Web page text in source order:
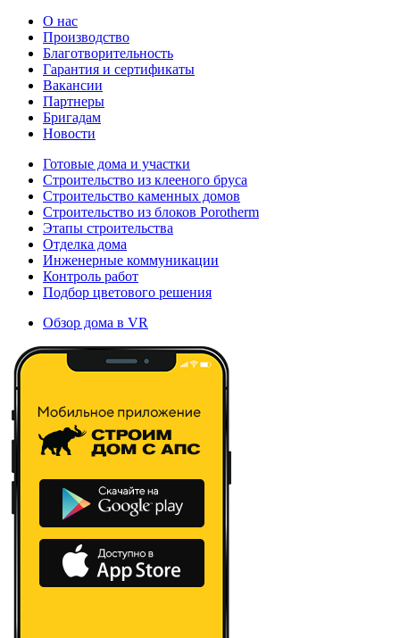
О нас
Производство
Благотворительность
Гарантия и сертификаты
Вакансии
Партнеры
Бригадам
Новости
Готовые дома и участки
Строительство из клееного бруса
Строительство каменных домов
Строительство из блоков Porotherm
Этапы строительства
Отделка дома
Инженерные коммуникации
Контроль работ
Подбор цветового решения
Обзор дома в VR